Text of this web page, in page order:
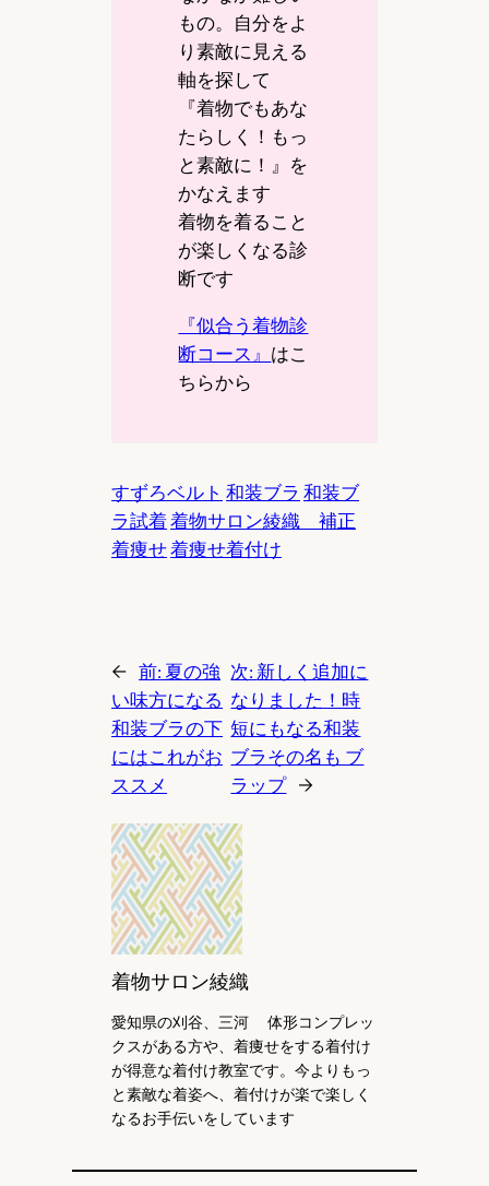
もの。自分をよ
り素敵に見える
軸を探して
『着物でもあな
たらしく！もっ
と素敵に！』を
かなえます
着物を着ること
が楽しくなる診
断です
『似合う着物診
断コース』 はこ
ちらから
すずろベルト 和装ブラ 和装ブ
ラ試着着物サロン綾織 補正
着痩せ着痩せ着付け
← 前: 夏の強
い味方になる
和装ブラの下
にはこれがお
ススメ
次: 新しく追加に
なりました！時
短にもなる和装
ブラその名も ブ
ラップ →
着物サロン綾織
愛知県の刈谷、三河 体形コンプレッ
クスがある方や、着痩せをする着付け
が得意な着付け教室です。今よりもっ
と素敵な着姿へ、着付けが楽で楽しく
なるお手伝いをしています